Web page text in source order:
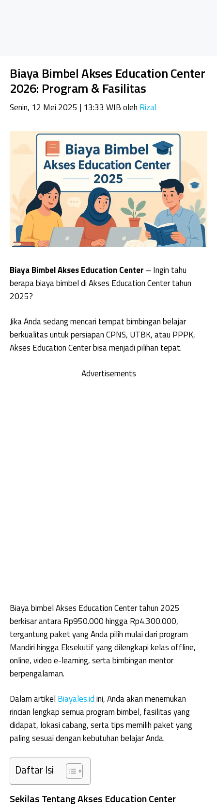
Biaya Bimbel Akses Education Center
2026: Program & Fasilitas
Senin, 12 Mei 2025 | 13:33 WIBoleh Rizal
Biaya Bimbel Akses Education Center – Ingin tahu
berapa biaya bimbel di Akses Education Center tahun
2025?
Jika Anda sedang mencari tempat bimbingan belajar
berkualitas untuk persiapan CPNS, UTBK, atau PPPK,
Akses Education Center bisa menjadi pilihan tepat.
Advertisements
Biaya bimbel Akses Education Center tahun 2025
berkisar antara Rp950.000 hingga Rp4.300.000,
tergantung paket yang Anda pilih mulai dari program
Mandiri hingga Eksekutif yang dilengkapi kelas offline,
online, video e-learning, serta bimbingan mentor
berpengalaman.
Dalam artikel Biayales.idini, Anda akan menemukan
rincian lengkap semua program bimbel, fasilitas yang
didapat, lokasi cabang, serta tips memilih paket yang
paling sesuai dengan kebutuhan belajar Anda.
Daftar Isi
Sekilas Tentang Akses Education Center